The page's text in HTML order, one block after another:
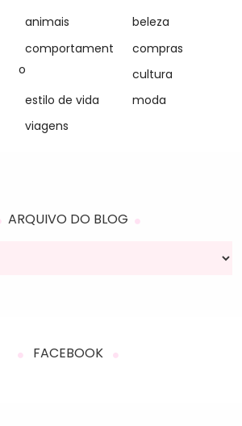
animais
beleza
comportament
o
compras
cultura
estilo de vida
moda
viagens
ARQUIVO DO BLOG
FACEBOOK